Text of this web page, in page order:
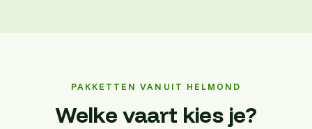
PAKKETTEN VANUIT HELMOND
Welke vaart kies je?